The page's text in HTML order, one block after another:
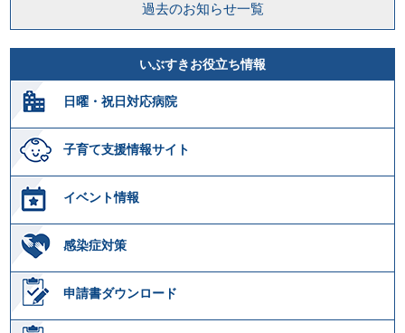
過去のお知らせ一覧
いぶすきお役立ち情報
日曜・祝日対応病院
子育て支援情報サイト
イベント情報
感染症対策
申請書ダウンロード